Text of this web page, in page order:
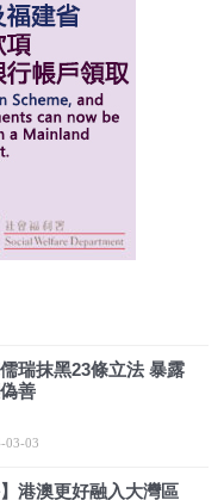
儒瑞抹黑23條立法 暴露
善
03-03
】港澳更好融入大灣區